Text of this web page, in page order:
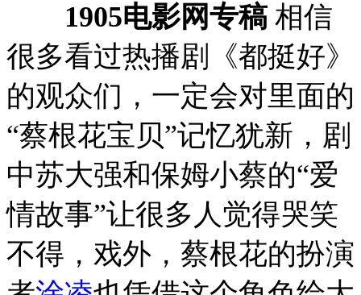
1905电影网专稿相信
很多看过热播剧《都挺好》
的观众们，一定会对里面的
“蔡根花宝贝”记忆犹新，剧
中苏大强和保姆小蔡的“爱
情故事”让很多人觉得哭笑
不得，戏外，蔡根花的扮演